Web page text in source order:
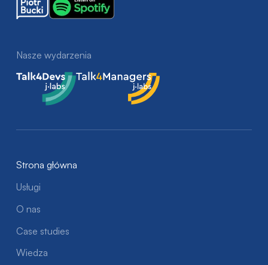
Nasze wydarzenia
Talk4Devs
Talk4Managers
Strona główna
Usługi
O nas
Case studies
Wiedza